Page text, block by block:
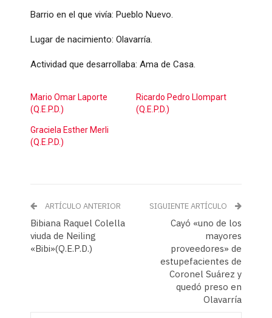
Barrio en el que vivía: Pueblo Nuevo.
Lugar de nacimiento: Olavarría.
Actividad que desarrollaba: Ama de Casa.
Mario Omar Laporte
(Q.E.P.D.)
Ricardo Pedro Llompart
(Q.E.P.D.)
Graciela Esther Merli
(Q.E.P.D.)
ARTÍCULO ANTERIOR
Bibiana Raquel Colella
viuda de Neiling
«Bibi»(Q.E.P.D.)
SIGUIENTE ARTÍCULO
Cayó «uno de los
mayores
proveedores» de
estupefacientes de
Coronel Suárez y
quedó preso en
Olavarría